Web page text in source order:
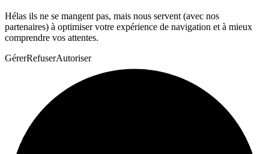
Hélas ils ne se mangent pas, mais nous servent (avec nos
partenaires) à optimiser votre expérience de navigation et à mieux
comprendre vos attentes.
GérerRefuserAutoriser